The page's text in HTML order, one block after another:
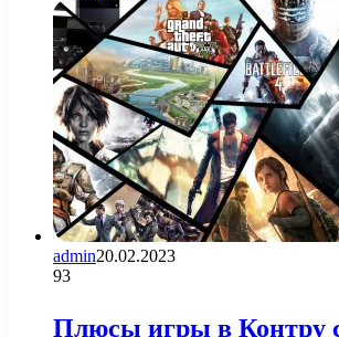
admin20.02.2023
93
Плюсы игры в Контру